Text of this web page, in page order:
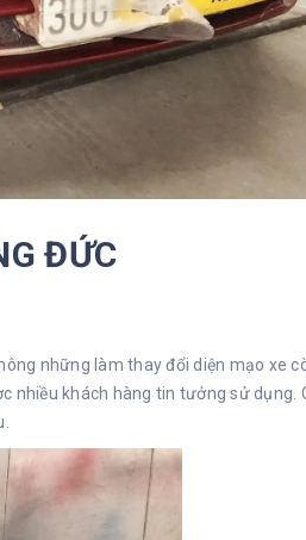
ĐỨC
những làm thay đổi diện mạo xe
nhiều khách hàng tin tưởng sử dụng.